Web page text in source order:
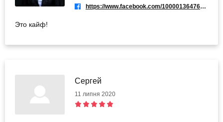
https://www.facebook.com/100001364767950
Это кайф!
Сергей
11 липня 2020